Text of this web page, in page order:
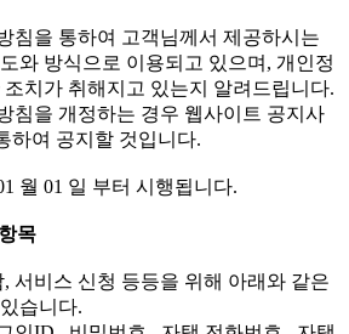
침을 통하여 고객님께서 제공하시는
와 방식으로 이용되고 있으며, 개인정
치가 취해지고 있는지 알려드립니다.
침을 개정하는 경우 웹사이트 공지사
하여 공지할 것입니다.
월 01 일 부터 시행됩니다.
목
서비스 신청 등등을 위해 아래와 같은
습니다.